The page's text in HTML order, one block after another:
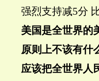
强烈支持减5分
美国是全世界的
原则上不该有什
应该把全世界人